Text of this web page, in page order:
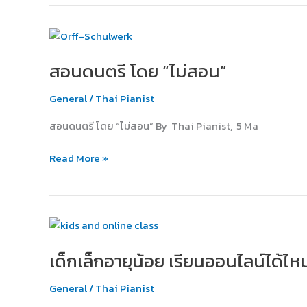
สอนดนตรี โดย “ไม่สอน”
General/Thai Pianist
สอนดนตรี โดย “ไม่สอน” By Thai Pianist, 5 Ma
สอน
โดย
สอน”
Read More »
เด็กเล็กอายุน้อย เรียนออนไลน์ได้ไห
General/Thai Pianist
เด็ก
อายุ
เรียน